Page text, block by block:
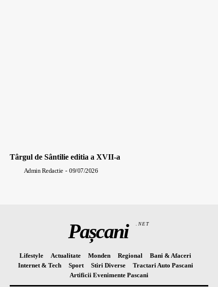
Târgul de Sântilie editia a XVII-a
Admin Redactie - 09/07/2026
Pașcani .NET
Lifestyle Actualitate Monden Regional
Bani & Afaceri
Internet & Tech
Sport Stiri Diverse
Tractari Auto Pascani
Artificii Evenimente Pascani